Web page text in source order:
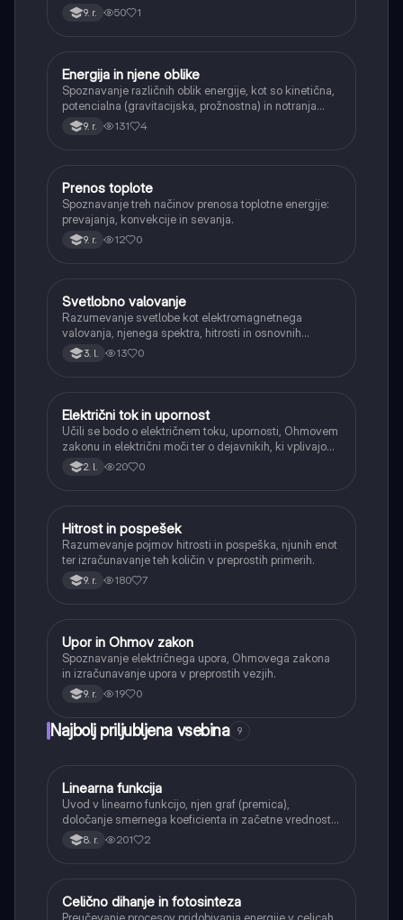
9. r. 50 1
Fizika
Energija in njene oblike
Spoznavanje različnih oblik energije, kot so kinetična,
potencialna (gravitacijska, prožnostna) in notranja
energija.
9. r. 131 4
Fizika
Prenos toplote
Spoznavanje treh načinov prenosa toplotne energije:
prevajanja, konvekcije in sevanja.
9. r. 12 0
Fizika
Svetlobno valovanje
Razumevanje svetlobe kot elektromagnetnega
valovanja, njenega spektra, hitrosti in osnovnih
pojavov, kot so odboj, lom (Snellov zakon) in popolni
notranji odboj.
3. l. 13 0
Fizika
Električni tok in upornost
Učili se bodo o električnem toku, upornosti, Ohmovem
zakonu in električni moči ter o dejavnikih, ki vplivajo
na upornost vodnikov (dolžina, presek, material,
temperatura).
2. l. 20 0
Fizika
Hitrost in pospešek
Razumevanje pojmov hitrosti in pospeška, njunih enot
ter izračunavanje teh količin v preprostih primerih.
9. r. 180 7
Fizika
Upor in Ohmov zakon
Spoznavanje električnega upora, Ohmovega zakona
in izračunavanje upora v preprostih vezjih.
9. r. 19 0
Najbolj priljubljena vsebina 9
Matematika
Linearna funkcija
Uvod v linearno funkcijo, njen graf (premica),
določanje smernega koeficienta in začetne vrednosti.
Učenci bodo znali narisati graf linearne funkcije.
8. r. 201 2
Naravoslovje
Celično dihanje in fotosinteza